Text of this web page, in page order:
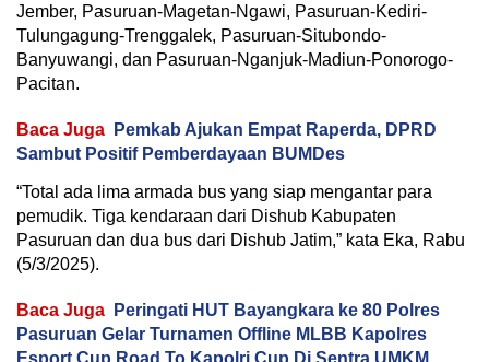
Jember, Pasuruan-Magetan-Ngawi, Pasuruan-Kediri-
Tulungagung-Trenggalek, Pasuruan-Situbondo-
Banyuwangi, dan Pasuruan-Nganjuk-Madiun-Ponorogo-
Pacitan.
Baca Juga
Pemkab Ajukan Empat Raperda, DPRD
Sambut Positif Pemberdayaan BUMDes
“Total ada lima armada bus yang siap mengantar para
pemudik. Tiga kendaraan dari Dishub Kabupaten
Pasuruan dan dua bus dari Dishub Jatim,” kata Eka, Rabu
(5/3/2025).
Baca Juga
Peringati HUT Bayangkara ke 80 Polres
Pasuruan Gelar Turnamen Offline MLBB Kapolres
Esport Cup Road To Kapolri Cup Di Sentra UMKM